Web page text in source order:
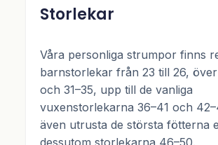
Storlekar
Våra personliga strumpor finns
barnstorlekar från 23 till 26,
och 31–35, upp till de vanliga
vuxenstorlekarna 36–41 och
även utrusta de största fötterna